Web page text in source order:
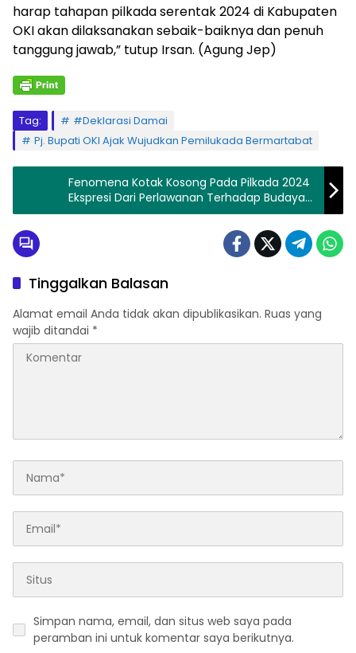
harap tahapan pilkada serentak 2024 di Kabupaten
OKI akan dilaksanakan sebaik-baiknya dan penuh
tanggung jawab,” tutup Irsan. (Agung Jep)
Tag:
#Deklarasi Damai
Pj. Bupati OKI Ajak Wujudkan Pemilukada Bermartabat
Fenomena Kotak Kosong Pada Pilkada 2024
Ekspresi Dari Perlawanan Terhadap Budaya
Politik Yang Tidak Sehat di Indonesia
Tinggalkan Balasan
Alamat email Anda tidak akan dipublikasikan. Ruas yang
wajib ditandai *
Simpan nama, email, dan situs web saya pada
peramban ini untuk komentar saya berikutnya.